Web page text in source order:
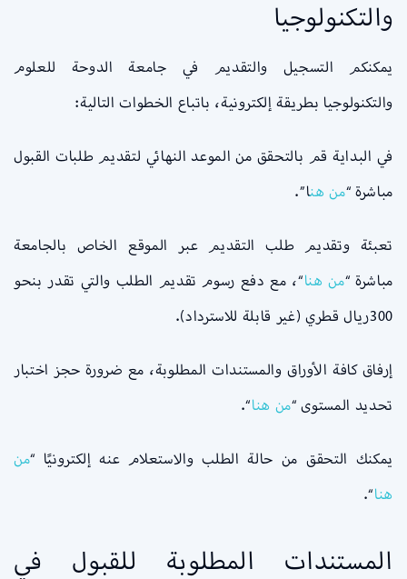
والتكنولوجيا
يمكنكم التسجيل والتقديم في جامعة الدوحة للعلوم
والتكنولوجيا بطريقة إلكترونية، باتباع الخطوات التالية:
في البداية قم بالتحقق من الموعد النهائي لتقديم طلبات القبول
مباشرة “من هنا”.
تعبئة وتقديم طلب التقديم عبر الموقع الخاص بالجامعة
مباشرة “من هنا“، مع دفع رسوم تقديم الطلب والتي تقدر بنحو
300ريال قطري (غير قابلة للاسترداد).
إرفاق كافة الأوراق والمستندات المطلوبة، مع ضرورة حجز اختبار
تحديد المستوى “من هنا“.
يمكنك التحقق من حالة الطلب والاستعلام عنه إلكترونيًا “من
هنا“.
المستندات المطلوبة للقبول في